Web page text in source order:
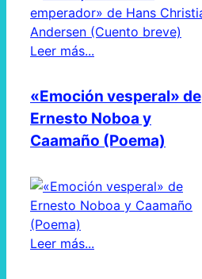
Leer más...
«Emoción vesperal» de
Ernesto Noboa y
Caamaño (Poema)
Leer más...